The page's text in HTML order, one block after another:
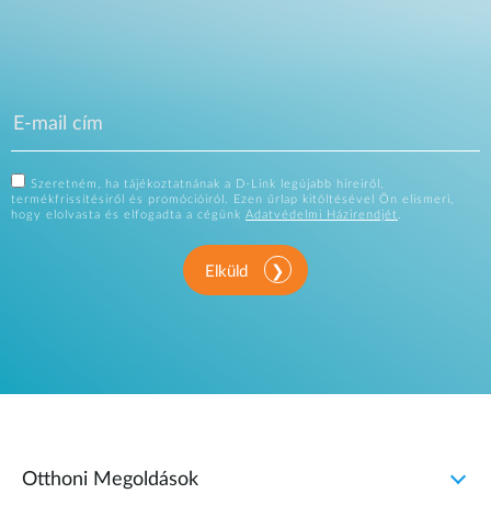
Szeretném, ha tájékoztatnának a D-Link legújabb híreiről,
termékfrissítésiről és promócióiról. Ezen űrlap kitöltésével Ön elismeri,
hogy elolvasta és elfogadta a cégünk Adatvédelmi Házirendjét.
Elküld
Otthoni Megoldások